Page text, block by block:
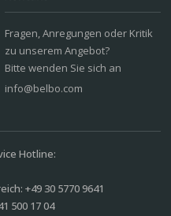
Fragen, Anregungen oder Kritik
zu unserem Angebot?
Bitte wenden Sie sich an
info@belbo.com
Hotline:
+49 30 5770 9641
500 17 04